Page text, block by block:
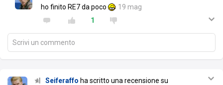
ho finito RE7 da poco
19 mag
1
Scrivi un commento
Seiferaffo ha scritto una recensione su